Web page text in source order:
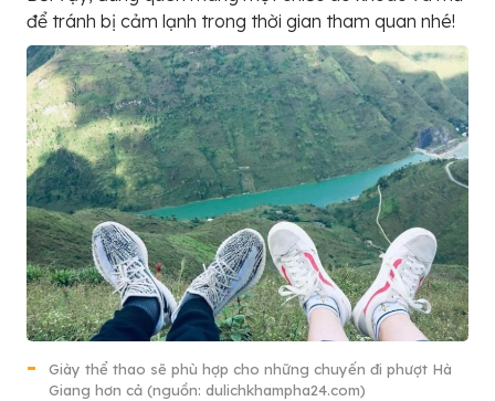
để tránh bị cảm lạnh trong thời gian tham quan nhé!
Giày thể thao sẽ phù hợp cho những chuyến đi phượt Hà
Giang hơn cả (nguồn: dulichkhampha24.com)